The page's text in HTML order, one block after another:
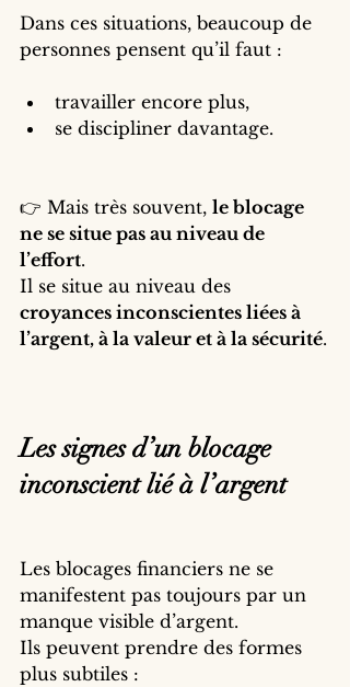
Dans ces situations, beaucoup de
personnes pensent qu’il faut :
travailler encore plus,
se discipliner davantage.
👉 Mais très souvent, le blocage
ne se situe pas au niveau de
l’effort.
Il se situe au niveau des
croyances inconscientes liées à
l’argent, à la valeur et à la sécurité.
Les signes d’un blocage
inconscient lié à l’argent
Les blocages financiers ne se
manifestent pas toujours par un
manque visible d’argent.
Ils peuvent prendre des formes
plus subtiles :